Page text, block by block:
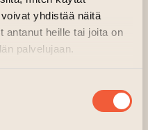
yhdistää näitä
antanut heille tai joita on
palvelujaan.
Teen teoksia
ja keramiikan
luontoa.